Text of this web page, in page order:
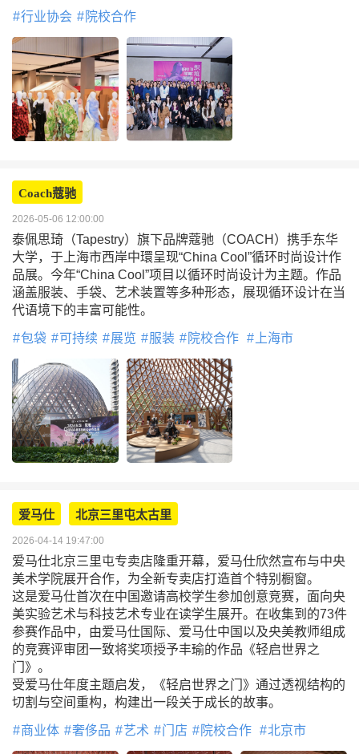
行业协会 院校合作
Coach蔻驰
2026-05-06 12:00:00
泰佩思琦（Tapestry）旗下品牌蔻驰（COACH）携手东华
大学，于上海市西岸中環呈现“China Cool”循环时尚设计作
品展。今年“China Cool”项目以循环时尚设计为主题。作品
涵盖服装、手袋、艺术装置等多种形态，展现循环设计在当
代语境下的丰富可能性。
包袋 可持续 展览 服装 院校合作 上海市
爱马仕 北京三里屯太古里
2026-04-14 19:47:00
爱马仕北京三里屯专卖店隆重开幕，爱马仕欣然宣布与中央
美术学院展开合作，为全新专卖店打造首个特别橱窗。
这是爱马仕首次在中国邀请高校学生参加创意竞赛，面向央
美实验艺术与科技艺术专业在读学生展开。在收集到的73件
参赛作品中，由爱马仕国际、爱马仕中国以及央美教师组成
的竞赛评审团一致将奖项授予丰瑜的作品《轻启世界之
门》。
受爱马仕年度主题启发，《轻启世界之门》通过透视结构的
切割与空间重构，构建出一段关于成长的故事。
商业体 奢侈品 艺术 门店 院校合作 北京市